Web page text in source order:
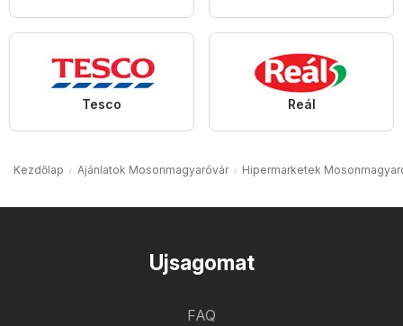
Tesco Reál
Kezdőlap Ajánlatok Mosonmagyaróvár Hipermarketek
Ujsagomat
FAQ